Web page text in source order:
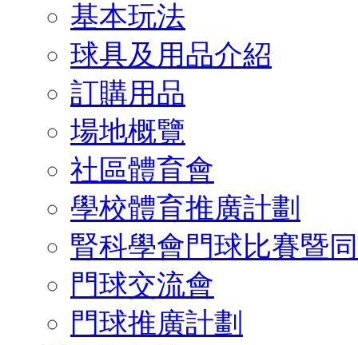
基本玩法
球具及用品介紹
訂購用品
場地概覽
社區體育會
學校體育推廣計劃
腎科學會門球比賽暨
門球交流會
門球推廣計劃